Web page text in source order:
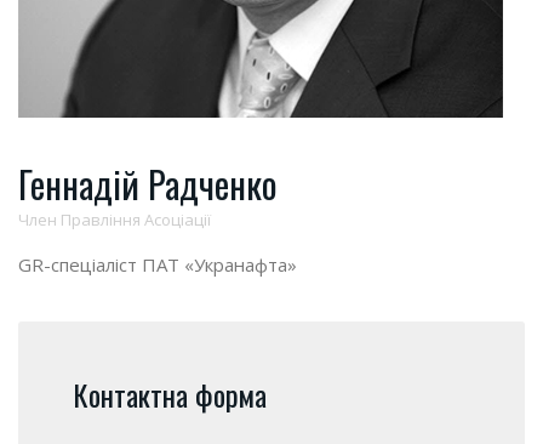
Геннадій Радченко
Член Правління Асоціації
GR-спеціаліст ПАТ «Укранафта»
Контактна форма